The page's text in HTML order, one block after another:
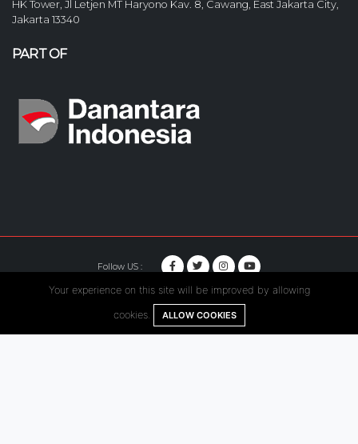
HK Tower, Jl Letjen MT Haryono Kav. 8, Cawang, East Jakarta City,
Jakarta 13340
PART OF
Follow US :
© Copyright 2020. Hutama Karya All Rights Reserved.
Your experience on this site will be improved by allowing
cookies. ALLOW COOKIES